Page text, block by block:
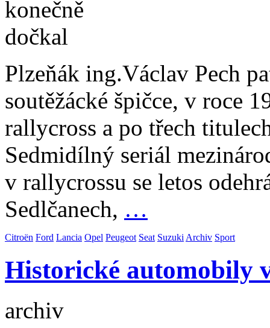
Plzeňák ing.Václav Pech
soutěžácké špičce, v roce
rallycross a po třech
Sedmidílný seriál
v rallycrossu se letos
Sedlčanech, …
Citroën Ford Lancia Opel Peugeot Seat Suzuki Archiv Sport
Historické automobily
archiv